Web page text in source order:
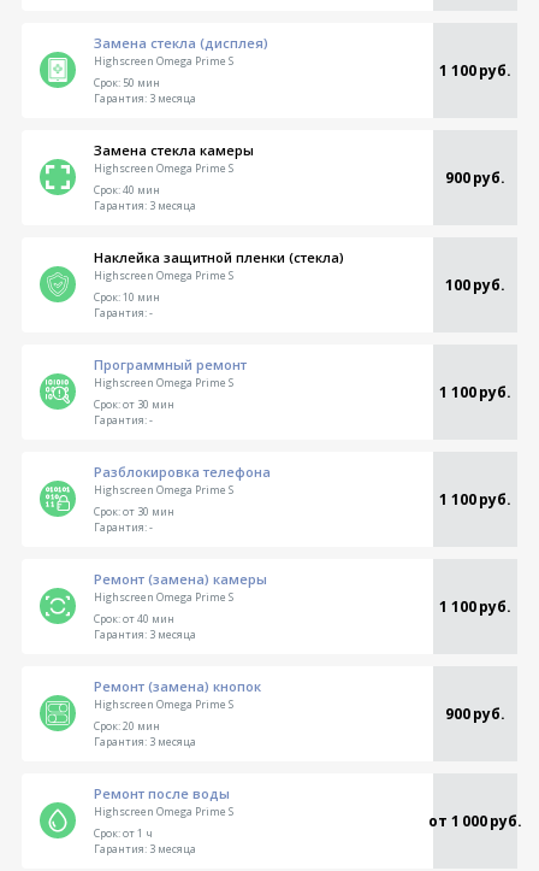
Замена стекла (дисплея)
Highscreen Omega Prime S 1 100 руб.
Срок:50 мин
Гарантия:3 месяца
Замена стекла камеры
Highscreen Omega Prime S 900 руб.
Срок:40 мин
Гарантия:3 месяца
Наклейка защитной пленки (стекла)
Highscreen Omega Prime S 100 руб.
Срок:10 мин
Гарантия:-
Программный ремонт
Highscreen Omega Prime S 1 100 руб.
Срок:от 30 мин
Гарантия:-
Разблокировка телефона
Highscreen Omega Prime S 1 100 руб.
Срок:от 30 мин
Гарантия:-
Ремонт (замена) камеры
Highscreen Omega Prime S 1 100 руб.
Срок:от 40 мин
Гарантия:3 месяца
Ремонт (замена) кнопок
Highscreen Omega Prime S 900 руб.
Срок:20 мин
Гарантия:3 месяца
Ремонт после воды
Highscreen Omega Prime S от 1 000 руб.
Срок:от 1 ч
Гарантия:3 месяца